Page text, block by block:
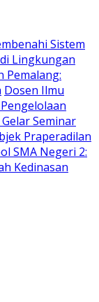
Sistem
Lingkungan
Pemalang:
Dosen Ilmu
Seminar
Praperadilan
SMA Negeri 2:
Kedinasan